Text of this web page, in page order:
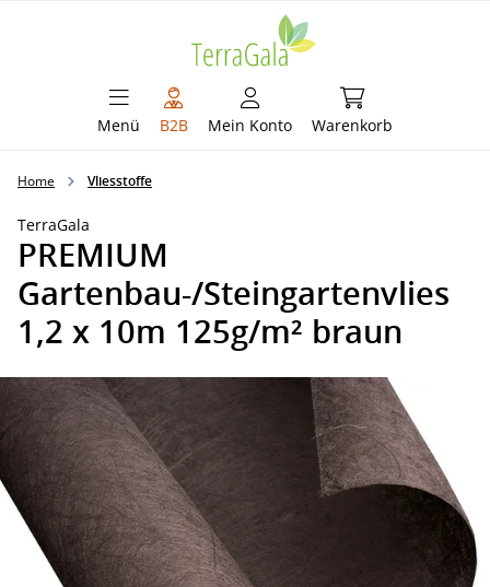
Menü B2B Mein Konto Warenkorb
Warenkorb
Home Vliesstoffe
TerraGala
PREMIUM
Gartenbau-/Steingartenvlies
1,2 x 10m 125g/m² braun